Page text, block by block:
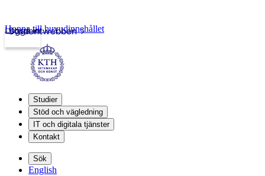
Studentwebben
Logga in
Hoppa till huvudinnehållet
Studier
Stöd och vägledning
IT och digitala tjänster
Kontakt
Sök
English